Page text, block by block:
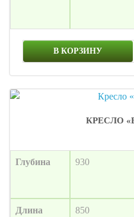
В КОРЗИНУ
КРЕСЛО
Глубина 930
Длина 850